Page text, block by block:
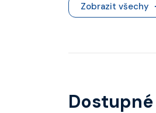
Zobrazit všechy